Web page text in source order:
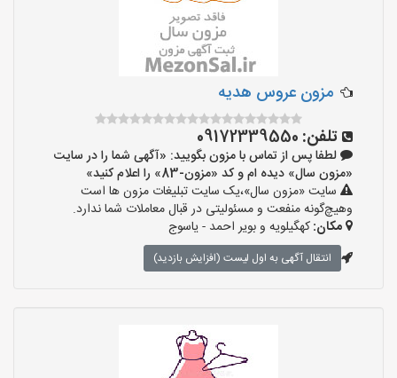
مزون عروس هدیه
تلفن: 09172339550
لطفا پس از تماس با مزون بگویید: «آگهی شما را در سایت
«مزون سال» دیده ام و کد «مزون-83» را اعلام کنید»
سایت «مزون سال»،یک سایت تبلیغات مزون ها است
وهیچ‌گونه منفعت و مسئولیتی در قبال معاملات شما ندارد.
مکان:کهگیلویه و بویر احمد - یاسوج
انتقال آگهی به اول لیست (افزایش بازدید)